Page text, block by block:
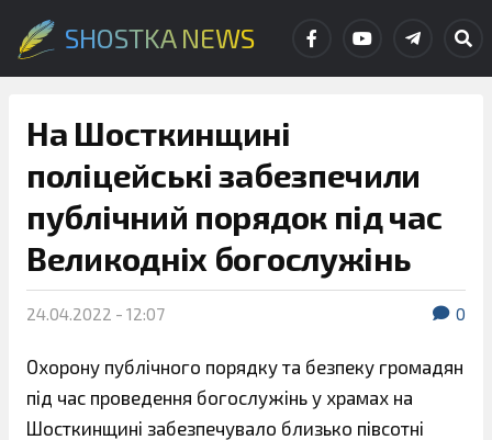
SHOSTKA NEWS
На Шосткинщині
поліцейські забезпечили
публічний порядок під час
Великодніх богослужінь
24.04.2022 - 12:07 0
Охорону публічного порядку та безпеку громадян
під час проведення богослужінь у храмах на
Шосткинщині забезпечувало близько півсотні